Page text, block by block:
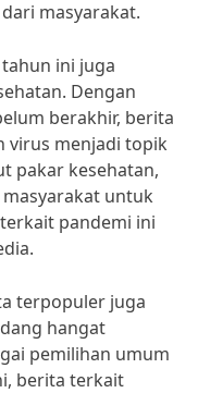
masyarakat.
ini juga
Dengan
berakhir, berita
virus menjadi topik
pakar kesehatan,
untuk
pandemi ini
terpopuler juga
hangat
pemilihan umum
berita terkait